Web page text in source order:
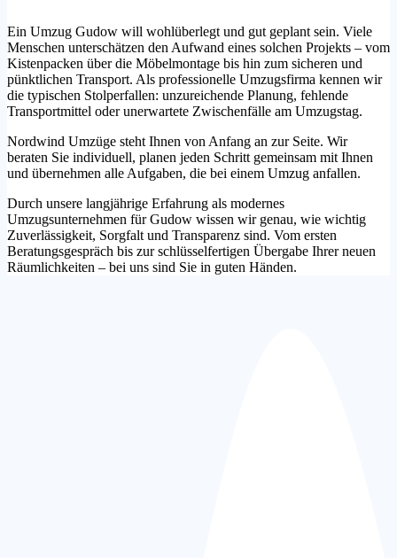
Ein Umzug Gudow will wohlüberlegt und gut geplant sein. Viele
Menschen unterschätzen den Aufwand eines solchen Projekts – vom
Kistenpacken über die Möbelmontage bis hin zum sicheren und
pünktlichen Transport. Als professionelle Umzugsfirma kennen wir
die typischen Stolperfallen: unzureichende Planung, fehlende
Transportmittel oder unerwartete Zwischenfälle am Umzugstag.
Nordwind Umzüge steht Ihnen von Anfang an zur Seite. Wir
beraten Sie individuell, planen jeden Schritt gemeinsam mit Ihnen
und übernehmen alle Aufgaben, die bei einem Umzug anfallen.
Durch unsere langjährige Erfahrung als modernes
Umzugsunternehmen für Gudow wissen wir genau, wie wichtig
Zuverlässigkeit, Sorgfalt und Transparenz sind. Vom ersten
Beratungsgespräch bis zur schlüsselfertigen Übergabe Ihrer neuen
Räumlichkeiten – bei uns sind Sie in guten Händen.